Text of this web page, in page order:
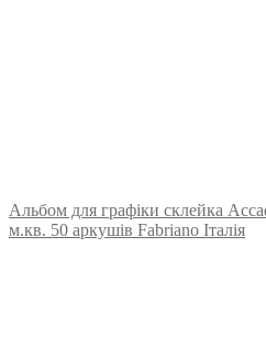
Альбом для графіки склейка
м.кв. 50 аркушів Fabriano Італія